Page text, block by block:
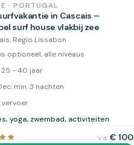
· PORTUGAL
in Cascais –
surf house vlakbij zee
Regio Lissabon
optioneel, alle niveaus
25 - 40 jaar
min. 3 nachten
vervoer
yoga, zwembad, activiteiten
v.a. €100